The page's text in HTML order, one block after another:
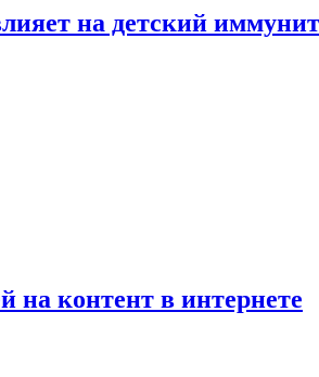
на детский
на контент в интернете